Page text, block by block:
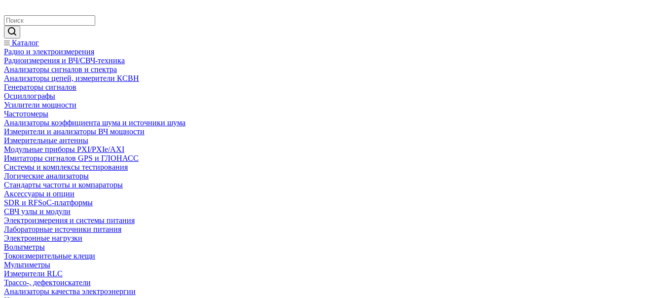
Каталог
Радио и электроизмерения
Радиоизмерения и ВЧ/СВЧ-техника
Анализаторы сигналов и спектра
Анализаторы цепей, измерители КСВН
Генераторы сигналов
Осциллографы
Усилители мощности
Частотомеры
Анализаторы коэффициента шума и источники шума
Измерители и анализаторы ВЧ мощности
Измерительные антенны
Модульные приборы PXI/PXIe/AXI
Имитаторы сигналов GPS и ГЛОНАСС
Системы и комплексы тестирования
Логические анализаторы
Стандарты частоты и компараторы
Аксессуары и опции
SDR и RFSoC‑платформы
СВЧ узлы и модули
Электроизмерения и системы питания
Лабораторные источники питания
Электронные нагрузки
Вольтметры
Токоизмерительные клещи
Мультиметры
Измерители RLC
Трассо-, дефектоискатели
Анализаторы качества электроэнергии